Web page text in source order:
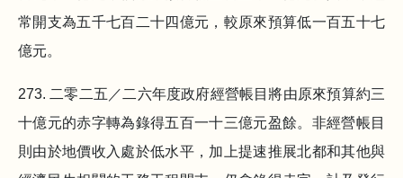
常開支為五千七百二十四億元，較原來預算低一百五十七
億元。
273. 二零二五／二六年度政府經營帳目將由原來預算約三
十億元的赤字轉為錄得五百一十三億元盈餘。非經營帳目
則由於地價收入處於低水平，加上提速推展北都和其他與